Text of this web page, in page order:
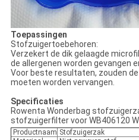
Toepassingen
Stofzuigertoebehoren:
Verzekert de dik gelaagde
de allergenen worden gevangen
Voor beste resultaten, zouden
moeten worden vervangen.
Specificaties
Rowenta Wonderbag
stofzuigerfilter voor WB406120
Productnaam Stofzuigerzak